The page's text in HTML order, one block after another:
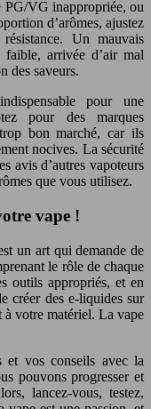
PG/VG inappropriée, ou
d’arômes, ajustez
Un mauvais
arrivée d’air mal
des saveurs.
pour une
pour des marques
bon marché, car ils
nocives. La sécurité
avis d’autres vapoteurs
que vous utilisez.
vape !
un art qui demande de
le rôle de chaque
outils appropriés, et en
créer des e-liquides sur
à votre matériel. La vape
et vos conseils avec la
pouvons progresser et
lancez-vous, testez,